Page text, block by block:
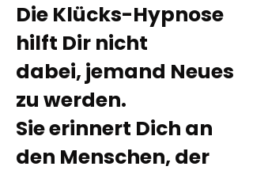
Die Klücks-Hypnose
hilft Dir nicht
dabei, jemand Neues
zu werden.
Sie erinnert Dich an
den Menschen, der